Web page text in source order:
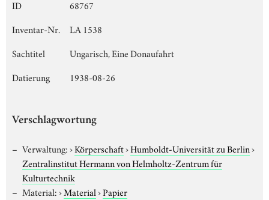
ID
68767
Inventar-Nr.
LA 1538
Sachtitel
Ungarisch, Eine Donaufahrt
Datierung
1938-08-26
Verschlagwortung
Verwaltung:›Körperschaft›Humboldt-Universität zu Berlin›
Zentralinstitut Hermann von Helmholtz-Zentrum für
Kulturtechnik
Material:›Material›Papier